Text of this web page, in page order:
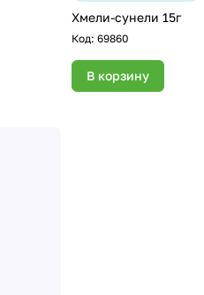
Хмели-сунели 15г
Код: 69860
В корзину